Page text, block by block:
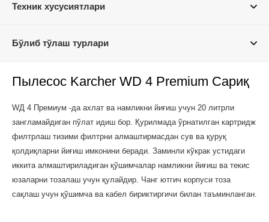
Техник хусусиятлари
Бўлиб тўлаш турлари
Пылесос Karcher WD 4 Premium Сариқ
WД 4 Премиум -да ахлат ва намликни йиғиш учун 20 литрли
зангламайдиган пўлат идиш бор. Қурилмада ўрнатилган картридж
филтрлаш тизими филтрни алмаштирмасдан сув ва қуруқ
қолдиқларни йиғиш имконини беради. Заминли кўкрак устидаги
иккита алмаштириладиган қўшимчалар намликни йиғиш ва текис
юзаларни тозалаш учун қулайдир. Чанг ютгич корпуси тоза
сақлаш учун қўшимча ва кабел бириктиргичи билан таъминланган.